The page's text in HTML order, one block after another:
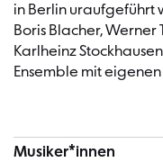
in Berlin uraufgeführt
Boris Blacher,
Karlheinz
Ensemble mit
Musiker*innen